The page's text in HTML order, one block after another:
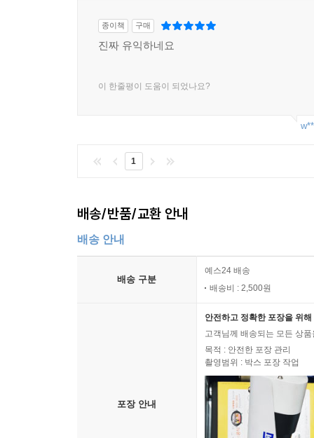
종이책 구매
진짜 유익하네요
이 한줄평이 도움이 되었나요?
1
배송/반품/교환 안내
배송 안내
배송 구분
예스24 배송
배송비 : 2,500원
포장 안내
안전하고 정확한 포장을 위
고객님께 배송되는 모든 상
목적 : 안전한 포장 관리
촬영범위 : 박스 포장 작업